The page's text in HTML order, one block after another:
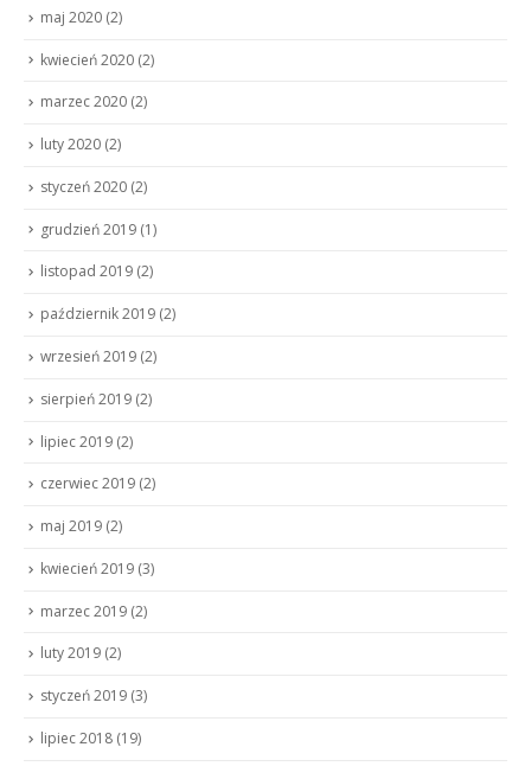
maj 2020 (2)
kwiecień 2020 (2)
marzec 2020 (2)
luty 2020 (2)
styczeń 2020 (2)
grudzień 2019 (1)
listopad 2019 (2)
październik 2019 (2)
wrzesień 2019 (2)
sierpień 2019 (2)
lipiec 2019 (2)
czerwiec 2019 (2)
maj 2019 (2)
kwiecień 2019 (3)
marzec 2019 (2)
luty 2019 (2)
styczeń 2019 (3)
lipiec 2018 (19)